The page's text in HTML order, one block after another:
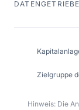
Zielgruppe
Hinweis: Die